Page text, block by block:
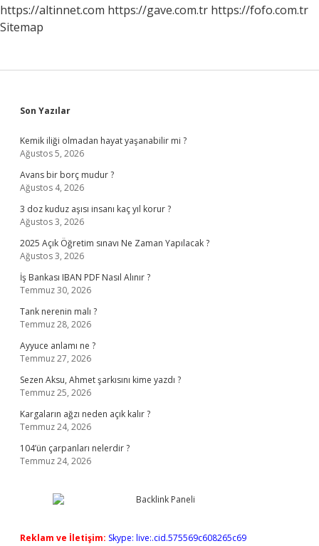
https://altinnet.com https://gave.com.tr https://fofo.com.tr
Sitemap
Sidebar
Son Yazılar
Kemik iliği olmadan hayat yaşanabilir mi ?
Ağustos 5, 2026
Avans bir borç mudur ?
Ağustos 4, 2026
3 doz kuduz aşısı insanı kaç yıl korur ?
Ağustos 3, 2026
2025 Açık Öğretim sınavı Ne Zaman Yapılacak ?
Ağustos 3, 2026
İş Bankası IBAN PDF Nasıl Alınır ?
Temmuz 30, 2026
Tank nerenin malı ?
Temmuz 28, 2026
Ayyuce anlamı ne ?
Temmuz 27, 2026
Sezen Aksu, Ahmet şarkısını kime yazdı ?
Temmuz 25, 2026
Kargaların ağzı neden açık kalır ?
Temmuz 24, 2026
104’ün çarpanları nelerdir ?
Temmuz 24, 2026
Reklam ve İletişim: Skype: live:.cid.575569c608265c69